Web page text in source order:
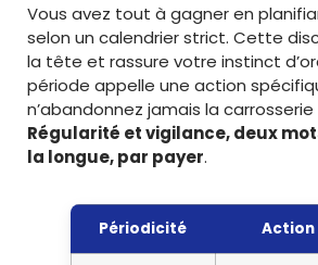
Vous avez tout à gagner en
selon un calendrier strict. Cette
la tête et rassure votre instinct
période appelle une action
n’abandonnez jamais la
Régularité et vigilance, deux
la longue, par payer.
Périodicité Action